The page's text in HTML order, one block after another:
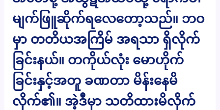
မျက်ဖြူဆိုက်ရလေတော့သည်။ ဘဝ
မှာ တတိယအကြိမ် အရသာ ရှိလိုက်
ခြင်းနယ်။ တကိုယ်လုံး မောဟိုက်
ခြင်းနှင့်အတူ ခဏတာ မိန်းနေမိ
လိုက်၏။ အဲ့ဒီမှာ သတိထားမိလိုက်